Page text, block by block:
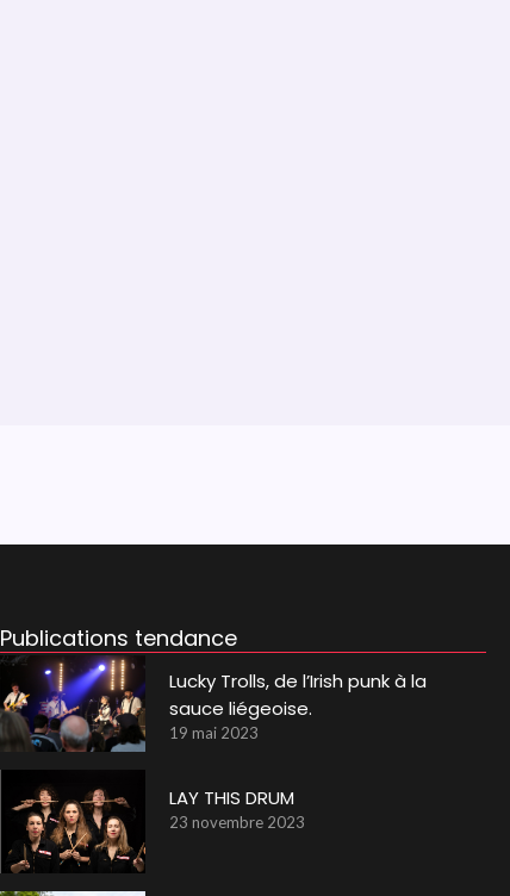
Publications tendance
Lucky Trolls, de l’Irish punk à la
sauce liégeoise.
19 mai 2023
LAY THIS DRUM
23 novembre 2023